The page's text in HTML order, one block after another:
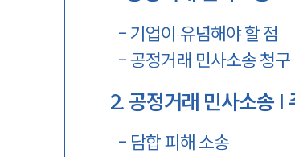
- 기업이 유념해야 할 점
-공정거래 민사소송 청구
2. 공정거래 민사소송 |
- 담합 피해 소송